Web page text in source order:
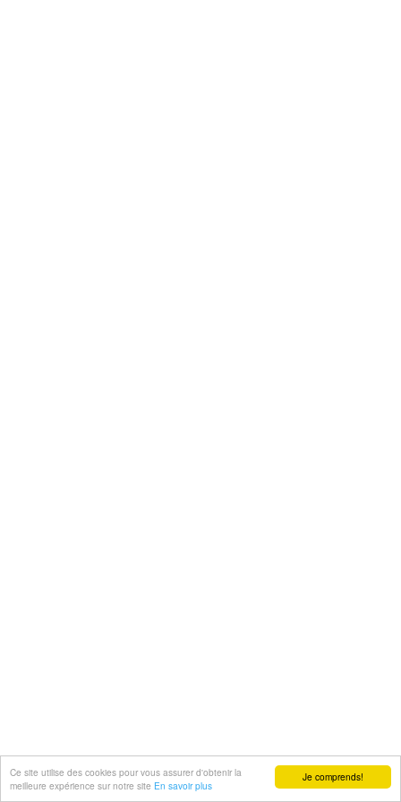
Je comprends!
Ce site utilise des cookies pour vous assurer d'obtenir la
meilleure expérience sur notre site En savoir plus